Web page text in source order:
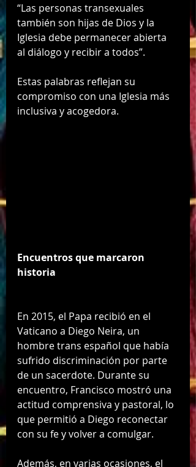
“Las personas transexuales
también son hijas de Dios y la
Iglesia debe permanecer abierta
al diálogo y recibir a todos”.
Estas palabras reflejan su
compromiso con una Iglesia más
inclusiva y acogedora.
Encuentros que marcaron
historia
En 2015, el Papa recibió en el
Vaticano a Diego Neira, un
hombre trans español que había
sufrido discriminación por parte
de un sacerdote. Durante su
encuentro, Francisco mostró una
actitud comprensiva y pastoral, lo
que permitió a Diego reconectar
con su fe y volver a comulgar.
Además, en varias ocasiones, el